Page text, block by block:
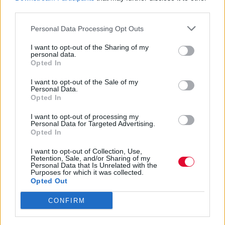
Personal Data Processing Opt Outs
I want to opt-out of the Sharing of my
personal data.
Opted In
I want to opt-out of the Sale of my
Personal Data.
Opted In
I want to opt-out of processing my
Personal Data for Targeted Advertising.
Opted In
I want to opt-out of Collection, Use,
Retention, Sale, and/or Sharing of my
Personal Data that Is Unrelated with the
Purposes for which it was collected.
Opted Out
CONFIRM
Μέσα σε αυτό το κλίμα, οJay-Zφέρεται να κάλεσε
Tyler, The Creator
σπίτι του στο Λος Άντζελες για φαγητό,
ξεκαθαρίζοντας ότι εκείνος και η Roc Nation ήθελαν
να υπογράψουν τη West Coast κολεκτίβα.
Γιατί επέλεξε τον δημιουργικό